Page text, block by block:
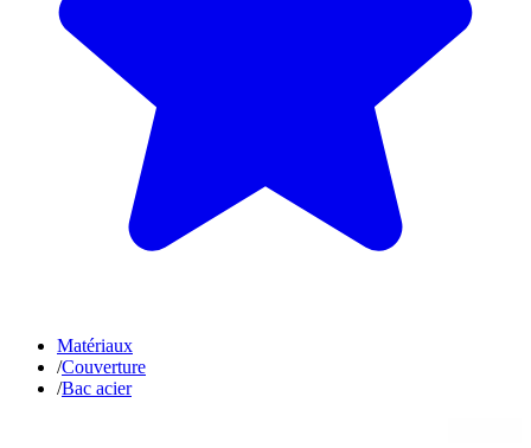
Matériaux
/Couverture
/Bac acier